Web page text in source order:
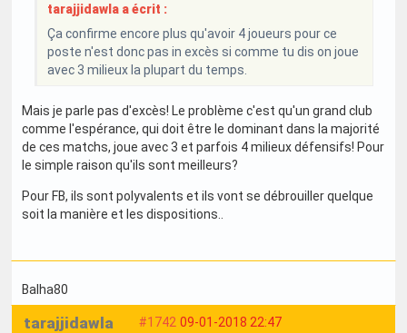
tarajjidawla a écrit :
Ça confirme encore plus qu'avoir 4 joueurs pour ce
poste n'est donc pas in excès si comme tu dis on joue
avec 3 milieux la plupart du temps.
Mais je parle pas d'excès! Le problème c'est qu'un grand club
comme l'espérance, qui doit être le dominant dans la majorité
de ces matchs, joue avec 3 et parfois 4 milieux défensifs! Pour
le simple raison qu'ils sont meilleurs?
Pour FB, ils sont polyvalents et ils vont se débrouiller quelque
soit la manière et les dispositions..
Balha80
#1742 09-01-2018 22:47
tarajjidawla